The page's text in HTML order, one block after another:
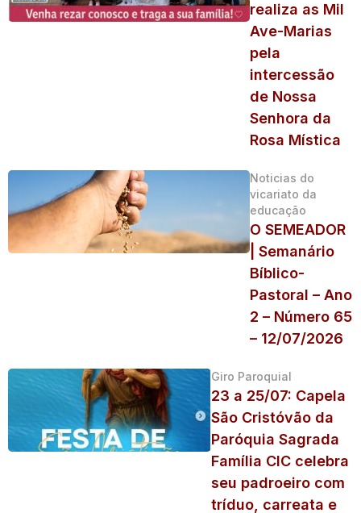
realiza as Mil
Ave-Marias
pela
intercessão
de Nossa
Senhora da
Rosa Mística
Noticias do
vicariato da
educação
O SEMEADOR
| Semanário
Bíblico-
Pastoral – Ano
2 – Número 65
– 12/07/2026
Giro Paroquial
23 a 25/07: Capela
São Cristóvão da
Paróquia Sagrada
Família CIC celebra
seu padroeiro com
tríduo, carreata e